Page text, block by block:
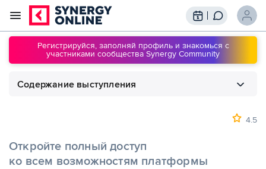
Регистрируйся, заполняй профиль и знакомься с
участниками сообщества Synergy Community
Трансляции
Вебинары
Обучение
Знания
Сообщество
Подписки
Содержание выступления
4.5
Откройте полный доступ
ко всем возможностям платформы